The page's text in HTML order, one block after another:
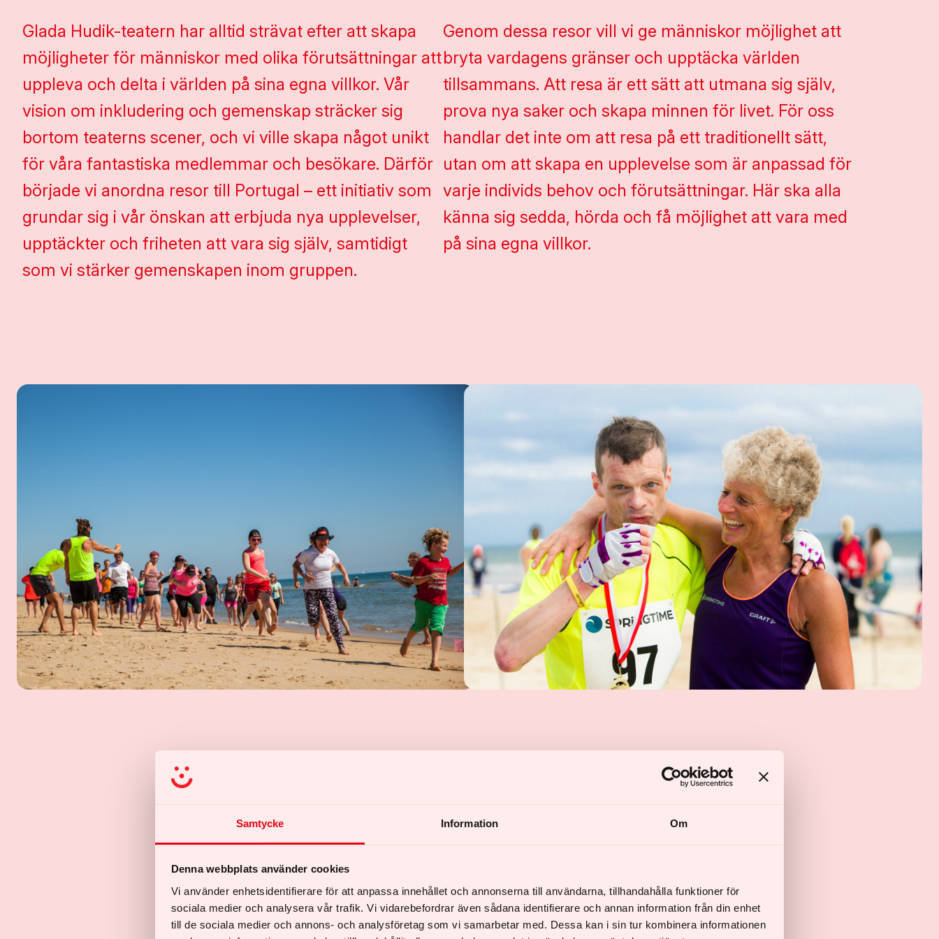
Samtycke Information Om
Denna webbplats använder cookies
Vi använder enhetsidentifierare för att anpassa innehållet och annonserna till användarna, tillhandahålla funktioner för
sociala medier och analysera vår trafik. Vi vidarebefordrar även sådana identifierare och annan information från din enhet
till de sociala medier och annons- och analysföretag som vi samarbetar med. Dessa kan i sin tur kombinera informationen
Glada Hudik-teatern har alltid strävat efter att skapa
möjligheter för människor med olika förutsättningar att
uppleva och delta i världen på sina egna villkor. Vår
vision om inkludering och gemenskap sträcker sig
bortom teaterns scener, och vi ville skapa något unikt
för våra fantastiska medlemmar och besökare. Därför
började vi anordna resor till Portugal – ett initiativ som
grundar sig i vår önskan att erbjuda nya upplevelser,
upptäckter och friheten att vara sig själv, samtidigt
som vi stärker gemenskapen inom gruppen.
Genom dessa resor vill vi ge människor möjlighet att
bryta vardagens gränser och upptäcka världen
tillsammans. Att resa är ett sätt att utmana sig själv,
prova nya saker och skapa minnen för livet. För oss
handlar det inte om att resa på ett traditionellt sätt,
utan om att skapa en upplevelse som är anpassad för
varje individs behov och förutsättningar. Här ska alla
känna sig sedda, hörda och få möjlighet att vara med
på sina egna villkor.